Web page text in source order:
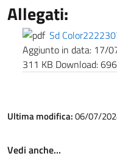
Allegati:
Sd
Aggiunto in data: 17/
311 KB Download:696
Ultima modifica:06/07/
Vedi anche…